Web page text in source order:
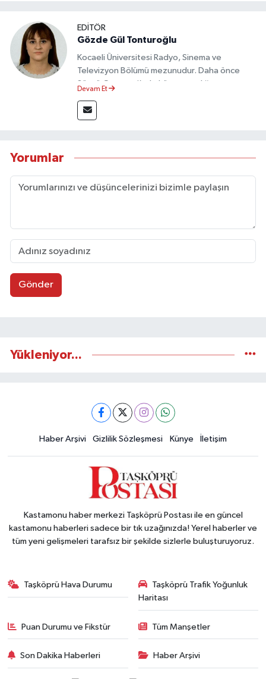
EDİTÖR
Gözde Gül Tonturoğlu
Kocaeli Üniversitesi Radyo, Sinema ve
Televizyon Bölümü mezunudur. Daha önce
Sözcü Gazetesi’nde köşe yazarlığı yapmış ve
Devam Et
Yorumlar
Gönder
Yükleniyor...
Haber Arşivi Gizlilik Sözleşmesi Künye İletişim
Kastamonu haber merkezi Taşköprü Postası ile en güncel
kastamonu haberleri sadece bir tık uzağınızda! Yerel haberler ve
tüm yeni gelişmeleri tarafsız bir şekilde sizlerle buluşturuyoruz.
Taşköprü Hava Durumu
Taşköprü Trafik Yoğunluk
Haritası
Puan Durumu ve Fikstür Tüm Manşetler
Son Dakika Haberleri Haber Arşivi